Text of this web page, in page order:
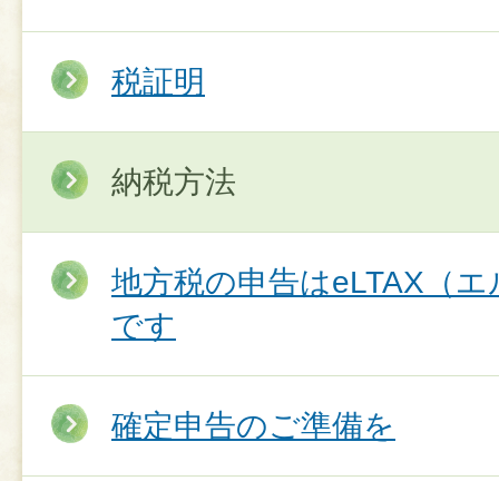
税証明
納税方法
地方税の申告はeLTAX（
です
確定申告のご準備を